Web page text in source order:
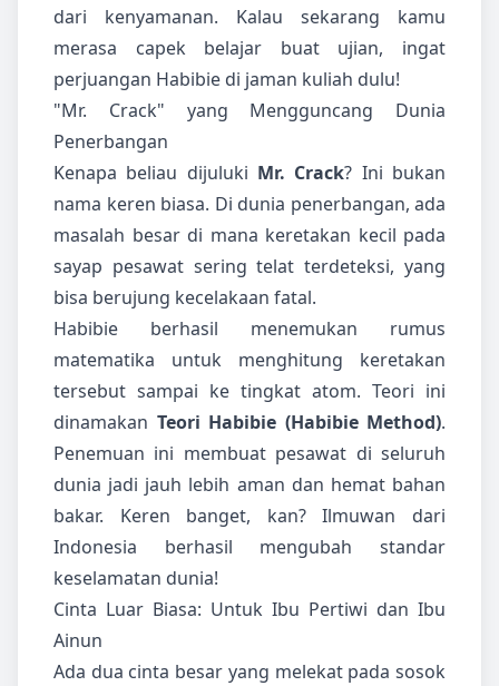
dari kenyamanan. Kalau sekarang kamu
merasa capek belajar buat ujian, ingat
perjuangan Habibie di jaman kuliah dulu!
"Mr. Crack" yang Mengguncang Dunia
Penerbangan
Kenapa beliau dijuluki Mr. Crack? Ini bukan
nama keren biasa. Di dunia penerbangan, ada
masalah besar di mana keretakan kecil pada
sayap pesawat sering telat terdeteksi, yang
bisa berujung kecelakaan fatal.
Habibie berhasil menemukan rumus
matematika untuk menghitung keretakan
tersebut sampai ke tingkat atom. Teori ini
dinamakan Teori Habibie (Habibie Method).
Penemuan ini membuat pesawat di seluruh
dunia jadi jauh lebih aman dan hemat bahan
bakar. Keren banget, kan? Ilmuwan dari
Indonesia berhasil mengubah standar
keselamatan dunia!
Cinta Luar Biasa: Untuk Ibu Pertiwi dan Ibu
Ainun
Ada dua cinta besar yang melekat pada sosok